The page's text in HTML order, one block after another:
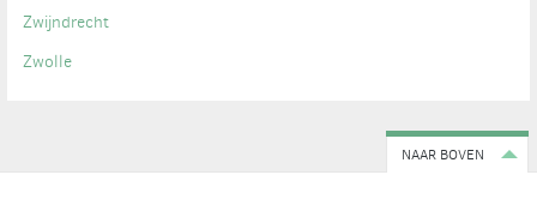
Zwijndrecht
Zwolle
NAAR BOVEN